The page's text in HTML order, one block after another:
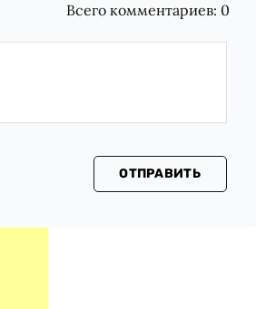
Всего комментариев: 0
ОТПРАВИТЬ